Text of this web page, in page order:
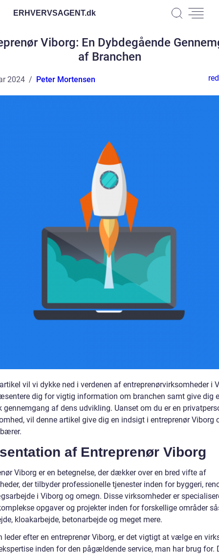
ERHVERVSAGENT.dk
Viborg: En Dybdegående
af Branchen
2024 Peter Mortensen
vil vi dykke ned i verdenen af entreprenørvirksomheder i
dig for vigtig information om branchen samt give dig
gennemgang af dens udvikling. Uanset om du er en
vil denne artikel give dig en indsigt i entreprenør Viborg
af Entreprenør Viborg
Viborg er en betegnelse, der dækker over en bred vifte af
der tilbyder professionelle tjenester inden for byggeri,
i Viborg og omegn. Disse virksomheder er
opgaver og projekter inden for forskellige områder
kloakarbejde, betonarbejde og meget mere.
leder efter en entreprenør Viborg, er det vigtigt at vælge en
inden for den pågældende service, man har brug for.